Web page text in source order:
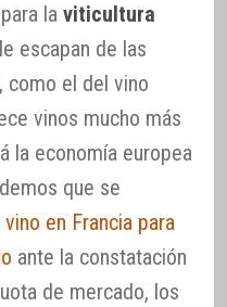
la viticultura
escapan de las
como el del vino
vinos mucho más
la economía europea
que se
en Francia para
ante la constatación
de mercado, los